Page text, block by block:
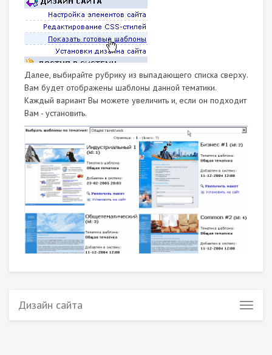
Далее, выбирайте рубрику из выпадающего списка сверху.
Вам будет отображены шаблоны данной тематики.
Каждый вариант Вы можете увеличить и, если он подходит
Вам - установить.
Дизайн сайта